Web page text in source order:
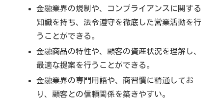
金融業界の規制や、コンプライアンスに関する
知識を持ち、法令遵守を徹底した営業活動を行
うことができる。
金融商品の特性や、顧客の資産状況を理解し、
最適な提案を行うことができる。
金融業界の専門用語や、商習慣に精通してお
り、顧客との信頼関係を築きやすい。